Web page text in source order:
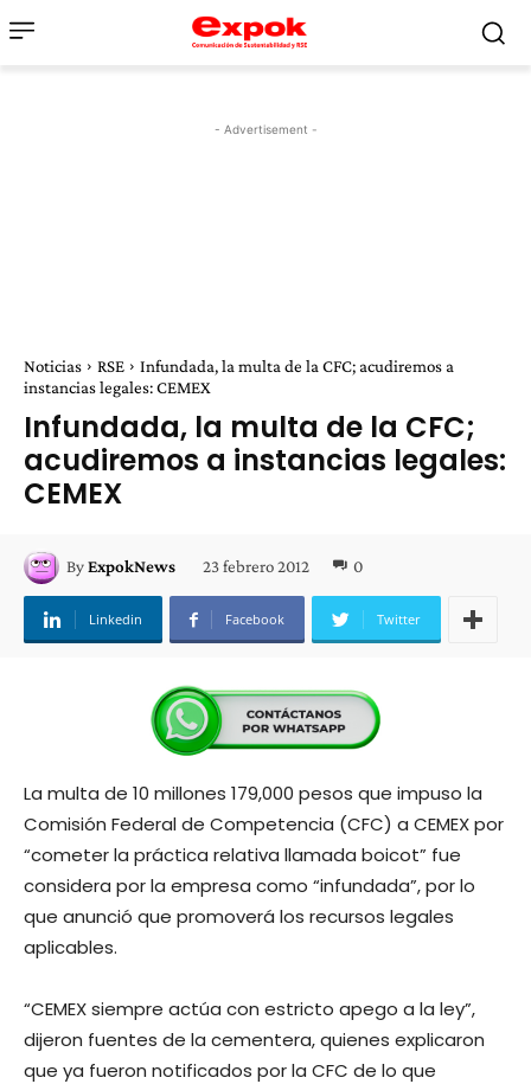
- Advertisement -
Noticias RSE
Infundada, la multa de la CFC; acudiremos a
instancias legales: CEMEX
Infundada, la multa de la CFC;
acudiremos a instancias legales:
CEMEX
ByExpokNews 23 febrero 2012 0
Linkedin Facebook Twitter
La multa de 10 millones 179,000 pesos que impuso la
Comisión Federal de Competencia (CFC) a CEMEX por
“cometer la práctica relativa llamada boicot” fue
considera por la empresa como “infundada”, por lo
que anunció que promoverá los recursos legales
aplicables.
“CEMEX siempre actúa con estricto apego a la ley”,
dijeron fuentes de la cementera, quienes explicaron
que ya fueron notificados por la CFC de lo que